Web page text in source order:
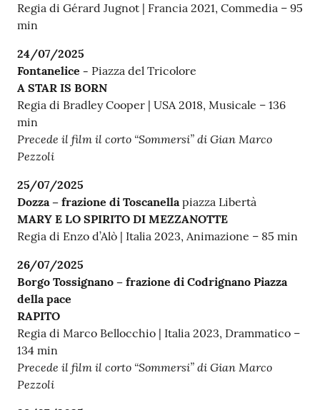
Regia di Gérard Jugnot | Francia 2021, Commedia – 95
min
24/07/2025
Fontanelice - Piazza del Tricolore
A STAR IS BORN
Regia di Bradley Cooper | USA 2018, Musicale – 136
min
Precede il film il corto “Sommersi” di Gian Marco
Pezzoli
25/07/2025
Dozza – frazione di Toscanellapiazza Libertà
MARY E LO SPIRITO DI MEZZANOTTE
Regia di Enzo d’Alò | Italia 2023, Animazione – 85 min
26/07/2025
Borgo Tossignano – frazione di Codrignano Piazza
della pace
RAPITO
Regia di Marco Bellocchio | Italia 2023, Drammatico –
134 min
Precede il film il corto “Sommersi” di Gian Marco
Pezzoli